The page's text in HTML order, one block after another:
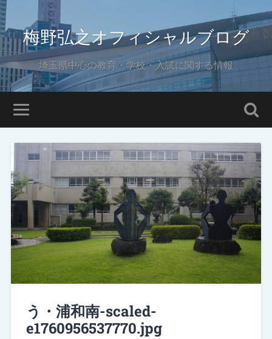
梅野弘之オフィシャルブログ
埼玉県中心の教育・学校・入試に関する情報
う・浦和南-scaled-
e1760956537770.jpg